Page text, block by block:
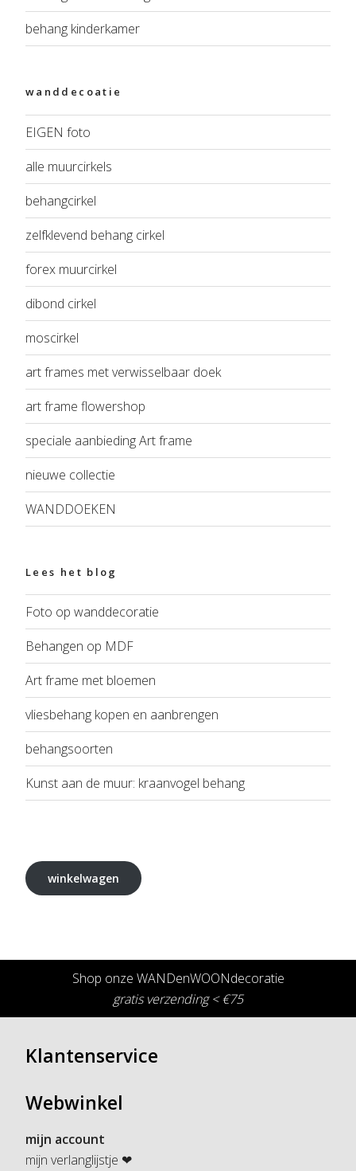
behang kinderkamer
wanddecoatie
EIGEN foto
alle muurcirkels
behangcirkel
zelfklevend behang cirkel
forex muurcirkel
dibond cirkel
moscirkel
art frames met verwisselbaar doek
art frame flowershop
speciale aanbieding Art frame
nieuwe collectie
WANDDOEKEN
Lees het blog
Foto op wanddecoratie
Behangen op MDF
Art frame met bloemen
vliesbehang kopen en aanbrengen
behangsoorten
Kunst aan de muur: kraanvogel behang
winkelwagen
Shop onze WANDenWOONdecoratie
gratis verzending < €75
Klantenservice
Webwinkel
mijn account
mijn verlanglijstje ❤